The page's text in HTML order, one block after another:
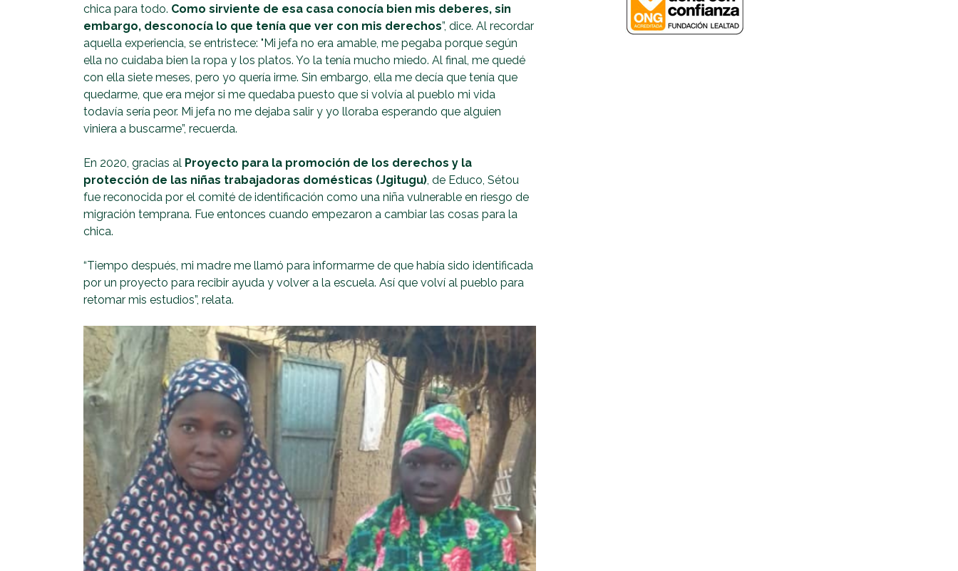
chica para todo. Como sirviente de esa casa conocía bien mis deberes, sin
embargo, desconocía lo que tenía que ver con mis derechos”, dice. Al recordar
aquella experiencia, se entristece: "Mi jefa no era amable, me pegaba porque según
ella no cuidaba bien la ropa y los platos. Yo la tenía mucho miedo. Al final, me quedé
con ella siete meses, pero yo quería irme. Sin embargo, ella me decía que tenía que
quedarme, que era mejor si me quedaba puesto que si volvía al pueblo mi vida
todavía sería peor. Mi jefa no me dejaba salir y yo lloraba esperando que alguien
viniera a buscarme”, recuerda.
En 2020, gracias al Proyecto para la promoción de los derechos y la
protección de las niñas trabajadoras domésticas (Jgitugu), de Educo, Sétou
fue reconocida por el comité de identificación como una niña vulnerable en riesgo de
migración temprana. Fue entonces cuando empezaron a cambiar las cosas para la
chica.
“Tiempo después, mi madre me llamó para informarme de que había sido identificada
por un proyecto para recibir ayuda y volver a la escuela. Así que volví al pueblo para
retomar mis estudios”, relata.